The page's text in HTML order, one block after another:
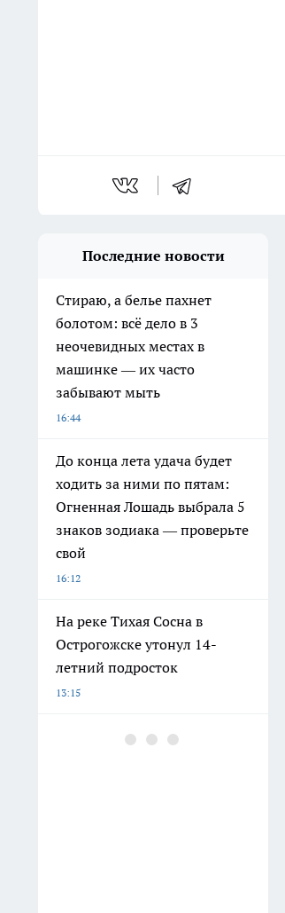
Последние новости
Стираю, а белье пахнет
болотом: всё дело в 3
неочевидных местах в
машинке — их часто
забывают мыть
16:44
До конца лета удача будет
ходить за ними по пятам:
Огненная Лошадь выбрала 5
знаков зодиака — проверьте
свой
16:12
На реке Тихая Сосна в
Острогожске утонул 14-
летний подросток
13:15
Водителя микроавтобуса,